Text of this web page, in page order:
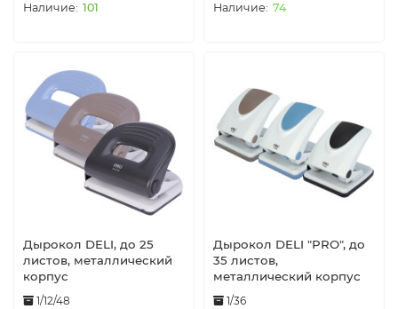
101 74
Дырокол DELI, до 25
листов, металлический
корпус
1/12/48
Дырокол DELI "PRO", до
35 листов,
металлический корпус
1/36